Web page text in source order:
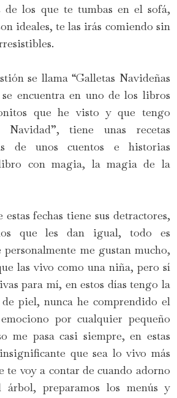
los que te tumbas en el sofá,
ideales, te las irás comiendo sin
se llama “Galletas Navideñas
encuentra en uno de los libros
que he visto y que tengo
tiene unas recetas
de unos cuentos e historias
con magia, la magia de la
estas fechas tiene sus detractores,
que les dan igual, todo es
personalmente me gustan mucho,
las vivo como una niña, pero sí
para mí, en estos días tengo la
piel, nunca he comprendido el
por cualquier pequeño
me pasa casi siempre, en estas
que sea lo vivo más
te voy a contar de cuando adorno
preparamos los menús y